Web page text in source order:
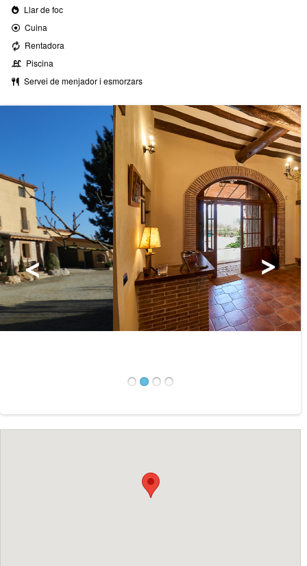
Llar de foc
Cuina
Rentadora
Piscina
Servei de menjador i esmorzars